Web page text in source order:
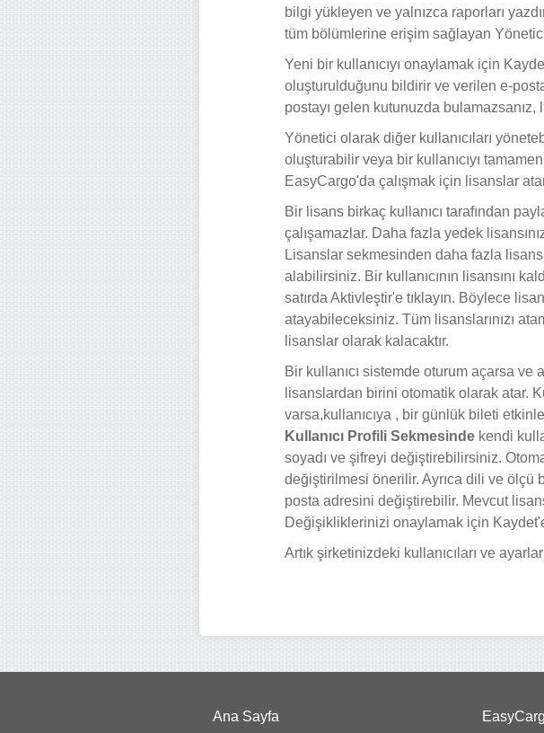
bilgi yükleyen ve yalnızca raporları
tüm bölümlerine erişim sağlayan Yönetici
Yeni bir kullanıcıyı onaylamak için
oluşturulduğunu bildirir ve verilen e-
postayı gelen kutunuzda
Yönetici olarak diğer kullanıcıları
oluşturabilir veya bir kullanıcıyı
EasyCargo'da çalışmak için lisanslar
Bir lisans birkaç kullanıcı tarafından
çalışamazlar. Daha fazla yedek
Lisanslar sekmesinden daha fazla
alabilirsiniz. Bir kullanıcının lisansını
satırda Aktivleştir'e tıklayın. Böylece
atayabileceksiniz. Tüm lisanslarınızı
lisanslar olarak kalacaktır.
Bir kullanıcı sistemde oturum açarsa ve
lisanslardan birini otomatik olarak atar.
varsa,kullanıcıya , bir günlük bileti
Kullanıcı Profili Sekmesinde kendi
soyadı ve şifreyi değiştirebilirsiniz.
değiştirilmesi önerilir. Ayrıca dili ve ölçü
posta adresini değiştirebilir. Mevcut
Değişikliklerinizi onaylamak için Kaydet'e
Artık şirketinizdeki kullanıcıları ve
Ana Sayfa